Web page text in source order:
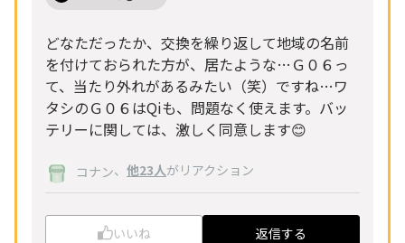
どなただったか、交換を繰り返して地域の名前
を付けておられた方が、居たような…Ｇ０６っ
て、当たり外れがあるみたい（笑）ですね…ワ
タシのＧ０６はQiも、問題なく使えます。バッ
テリーに関しては、激しく同意します😊
コナン、 他23人がリアクション
いいね 返信する